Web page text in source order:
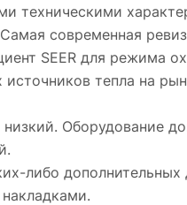
техническими
современная
SEER для режима
тепла на
Оборудование
либо дополнительных